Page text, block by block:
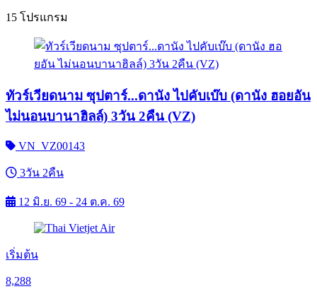
15 โปรแกรม
ทัวร์เวียดนาม ซุปตาร์...ดานัง ไปคับเบ๊บ (ดานัง ฮอยอัน
ไม่นอนบานาฮิลล์) 3วัน 2คืน (VZ)
VN_VZ00143
3วัน 2คืน
12 มิ.ย. 69 - 24 ต.ค. 69
เริ่มต้น
8,288